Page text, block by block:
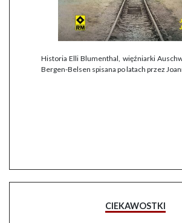
Historia Elli Blumenthal, więźniarki
Bergen-Belsen spisana po latach przez
CIEKAWOSTKI